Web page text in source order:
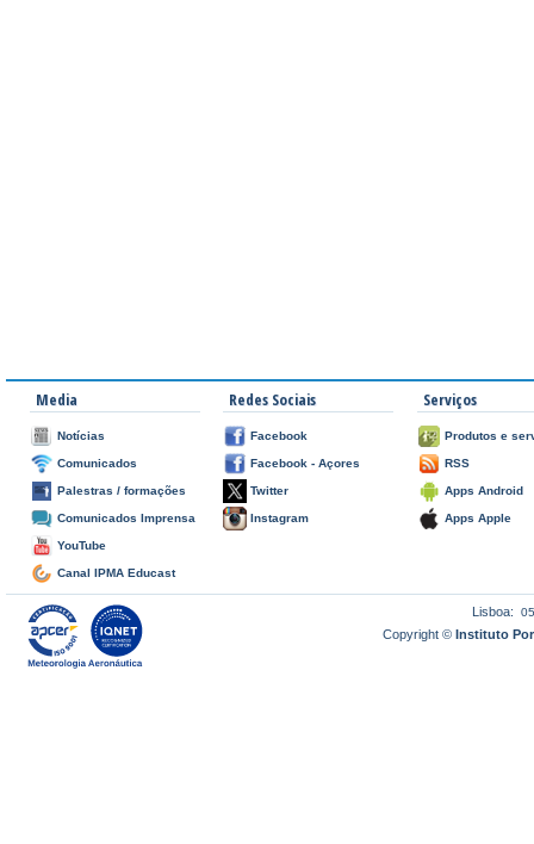
Media
Notícias
Comunicados
Palestras / formações
Comunicados Imprensa
YouTube
Canal IPMA Educast
Redes Sociais
Facebook
Facebook - Açores
Twitter
Instagram
Serviços
Produtos e
RSS
Apps Android
Apps Apple
Lisboa:
Copyright ©Instituto